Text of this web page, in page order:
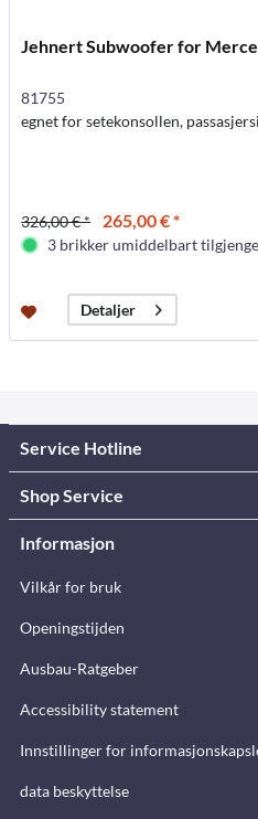
Jehnert Subwoofer for
81755
egnet for setekonsollen,
326,00 € * 265,00 € *
3 brikker umiddelbart
Detaljer
Service Hotline
Shop Service
Informasjon
Vilkår for bruk
Openingstijden
Ausbau-Ratgeber
Accessibility statement
Innstillinger for
data beskyttelse